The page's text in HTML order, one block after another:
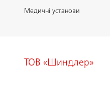
Медичні установи
ТОВ «Шиндлер»